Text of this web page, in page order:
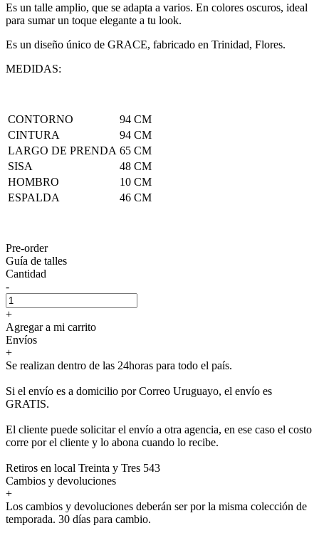
Es un talle amplio, que se adapta a varios. En colores oscuros, ideal
para sumar un toque elegante a tu look.
Es un diseño único de GRACE, fabricado en Trinidad, Flores.
MEDIDAS:
CONTORNO
94 CM
CINTURA
94 CM
LARGO DE PRENDA 65 CM
SISA
48 CM
HOMBRO
10 CM
ESPALDA
46 CM
Pre-order
Guía de talles
Cantidad
-
+
Agregar a mi carrito
Envíos
+
Se realizan dentro de las 24horas para todo el país.
Si el envío es a domicilio por Correo Uruguayo, el envío es
GRATIS.
El cliente puede solicitar el envío a otra agencia, en ese caso el costo
corre por el cliente y lo abona cuando lo recibe.
Retiros en local Treinta y Tres 543
Cambios y devoluciones
+
Los cambios y devoluciones deberán ser por la misma colección de
temporada. 30 días para cambio.